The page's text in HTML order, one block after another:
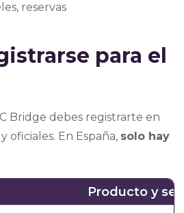
reservas
para el
Bridge debes registrarte en
oficiales. En España, solo hay
Producto y